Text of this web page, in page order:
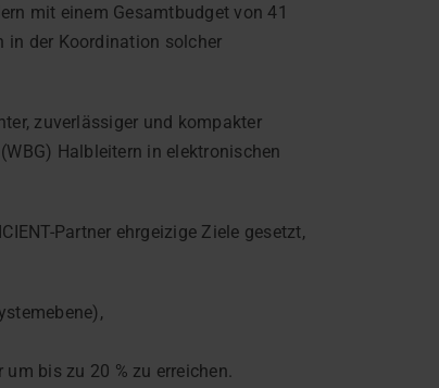
mit einem Gesamtbudget von 41
in der Koordination solcher
zuverlässiger und kompakter
Halbleitern in elektronischen
Partner ehrgeizige Ziele gesetzt,
bis zu 20 % zu erreichen.